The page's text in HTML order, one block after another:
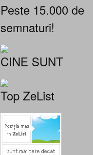
Peste 15.000 de
semnaturi!
CINE SUNT
Top ZeList